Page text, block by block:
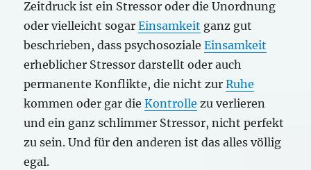
Zeitdruck ist ein Stressor oder die Unordnung
oder vielleicht sogarEinsamkeit ganz gut
beschrieben, dass psychosozialeEinsamkeit
erheblicher Stressor darstellt oder auch
permanente Konflikte, die nicht zurRuhe
kommen oder gar dieKontrolle zu verlieren
und ein ganz schlimmer Stressor, nicht perfekt
zu sein. Und für den anderen ist das alles völlig
egal.